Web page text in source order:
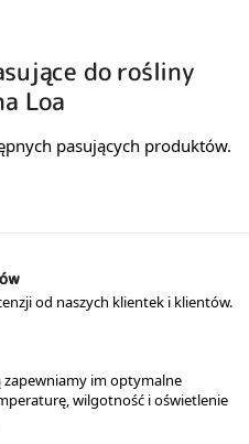
do rośliny
Loa
od naszych klientek i klientów.
im optymalne
wilgotność i oświetlenie